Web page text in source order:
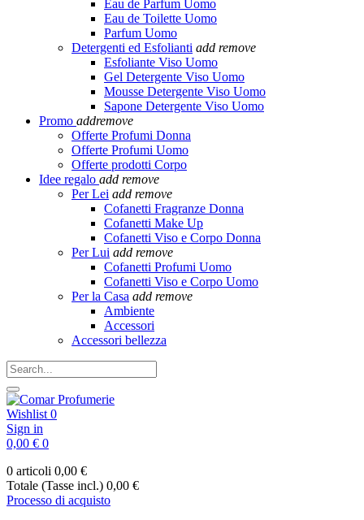
Eau de Parfum Uomo
Eau de Toilette Uomo
Parfum Uomo
Detergenti ed Esfolianti add remove
Esfoliante Viso Uomo
Gel Detergente Viso Uomo
Mousse Detergente Viso Uomo
Sapone Detergente Viso Uomo
Promo addremove
Offerte Profumi Donna
Offerte Profumi Uomo
Offerte prodotti Corpo
Idee regalo add remove
Per Lei add remove
Cofanetti Fragranze Donna
Cofanetti Make Up
Cofanetti Viso e Corpo Donna
Per Lui add remove
Cofanetti Profumi Uomo
Cofanetti Viso e Corpo Uomo
Per la Casa add remove
Ambiente
Accessori
Accessori bellezza
Wishlist 0
Sign in
0,00 € 0
0 articoli 0,00 €
Totale (Tasse incl.) 0,00 €
Processo di acquisto